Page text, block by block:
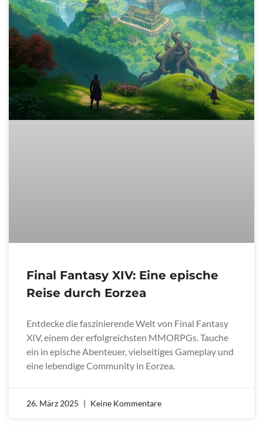
Final Fantasy XIV: Eine epische
Reise durch Eorzea
Entdecke die faszinierende Welt von Final Fantasy
XIV, einem der erfolgreichsten MMORPGs. Tauche
ein in epische Abenteuer, vielseitiges Gameplay und
eine lebendige Community in Eorzea.
26. März 2025 Keine Kommentare